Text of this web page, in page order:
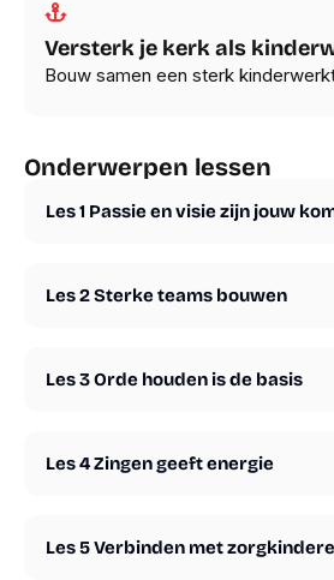
Versterk je kerk als
Bouw samen een sterk
Onderwerpen lessen
Les 1 Passie en visie zijn jouw
Les 2 Sterke teams bouwen
Les 3 Orde houden is de basis
Les 4 Zingen geeft energie
Les 5 Verbinden met